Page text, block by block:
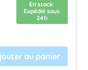
En stock.
Expédié sous
24h
au panier